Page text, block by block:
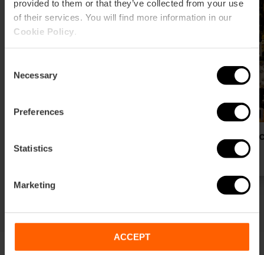
provided to them or that they’ve collected from your use
of their services. You will find more information in our
Cookie Policy
Selection
Necessary
Preferences
Statistics
Marketing
ACCEPT
Qué